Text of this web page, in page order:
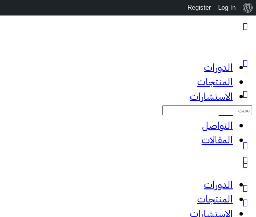
نبذةLog In
Register
الدورات
المنتجات
الاستشارات
عننا
التواصل
المقالات
البحث
عن:
الدورات
المنتجات
الاستشارات